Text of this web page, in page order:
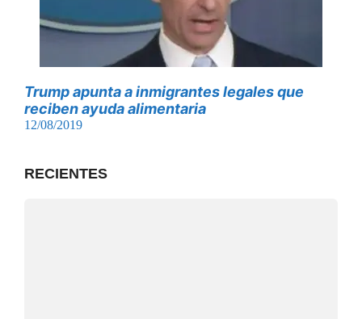
Trump apunta a inmigrantes legales que
reciben ayuda alimentaria
12/08/2019
RECIENTES